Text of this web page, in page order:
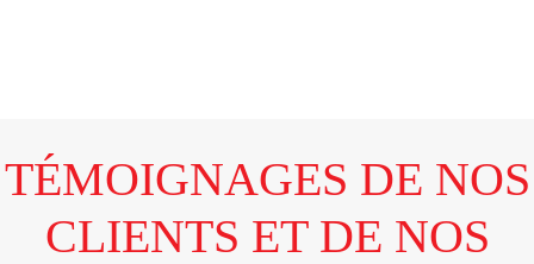
TÉMOIGNAGES DE NOS
CLIENTS ET DE NOS